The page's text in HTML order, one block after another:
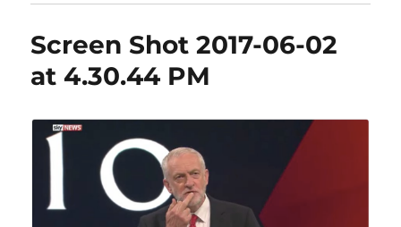
Screen Shot 2017-06-02
at 4.30.44 PM